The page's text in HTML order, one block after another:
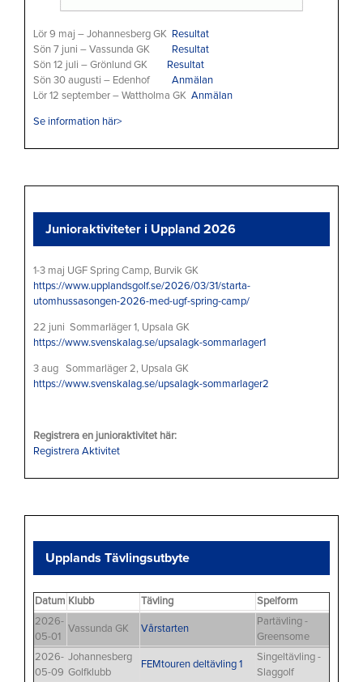
Lör 9 maj – Johannesberg GK
Resultat
Sön 7 juni – Vassunda GK
Resultat
Sön 12 juli – Grönlund GK
Resultat
Sön 30 augusti – Edenhof Anmälan
Lör 12 september – Wattholma GK Anmälan
Se information här>
Junioraktiviteter i Uppland 2026
1-3 maj UGF Spring Camp, Burvik GK
https://www.upplandsgolf.se/2026/03/31/starta-
utomhussasongen-2026-med-ugf-spring-camp/
22 juni Sommarläger 1, Upsala GK
https://www.svenskalag.se/upsalagk-sommarlager1
3 aug Sommarläger 2, Upsala GK
https://www.svenskalag.se/upsalagk-sommarlager2
Registrera en junioraktivitet här:
Registrera Aktivitet
Upplands Tävlingsutbyte
Datum Klubb Tävling
Spelform
2026-
05-01
Vassunda GK Vårstarten
Partävling -
Greensome
2026-
05-09
Johannesberg
Golfklubb
FEMtouren deltävling 1
Singeltävling -
Slaggolf